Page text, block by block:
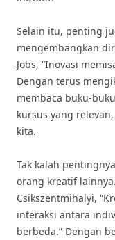
Selain itu, penting
mengembangkan
Jobs, “Inovasi
Dengan terus
membaca buku-
kursus yang
kita.
Tak kalah
orang kreatif
Csikszentmihalyi,
interaksi antara
berbeda.” Dengan